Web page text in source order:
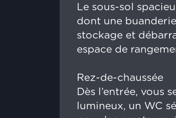
Le sous-sol
dont une
stockage et
espace de
Rez-de-chaussée
Dès l’entrée, vous
lumineux, un WC